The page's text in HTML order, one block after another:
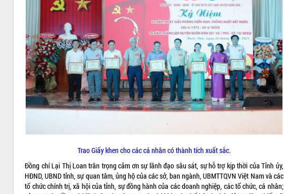
Trao Giấy khen cho các cá nhân có thành tích xuất sắc.
Đồng chí Lại Thị Loan trân trọng cảm ơn sự lãnh đạo sâu sát, sự hỗ trợ kịp thời của Tỉnh ủy,
HĐND, UBND tỉnh, sự quan tâm, ủng hộ của các sở, ban ngành, UBMTTQVN Việt Nam và các
tổ chức chính trị, xã hội của tỉnh, sự đồng hành của các doanh nghiệp, các tổ chức, cá nhân;